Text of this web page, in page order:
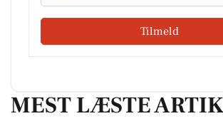
Tilmeld
MEST LÆSTE